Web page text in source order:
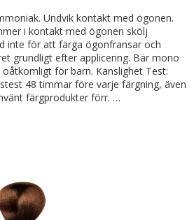
Undvik kontakt med ögonen.
i kontakt med ögonen skölj
inte för att färga ögonfransar och
grundligt efter applicering. Bär mono
oåtkomligt för barn. Känslighet Test:
48 timmar före varje färgning, även
färgprodukter förr. …